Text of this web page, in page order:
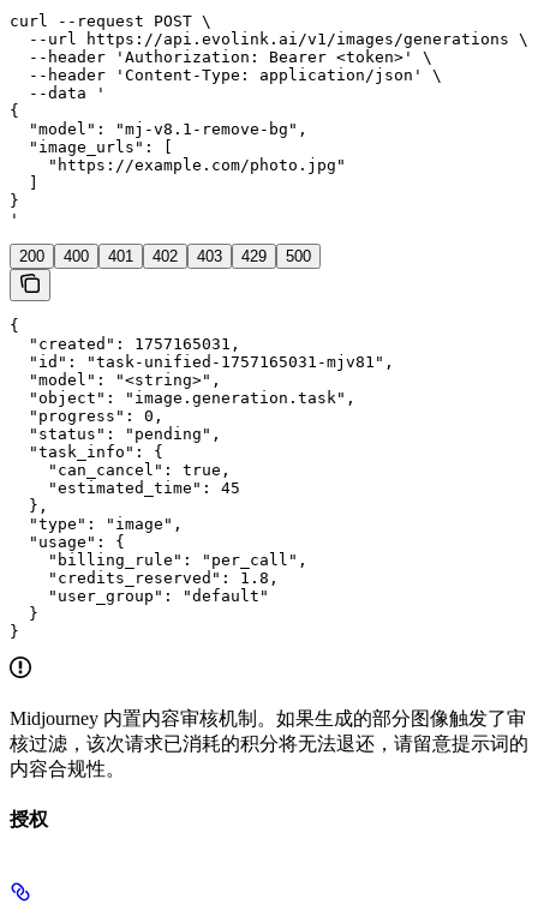
curl --request POST \
  --url https://api.evolink.ai/v1/images/generations \
  --header 'Authorization: Bearer <token>' \
  --header 'Content-Type: application/json' \
  --data '
{
  "model": "mj-v8.1-remove-bg",
  "image_urls": [
    "https://example.com/photo.jpg"
}
'
200 400 401 402 403 429 500
{
  "created": 1757165031,
  "id": "task-unified-1757165031-mjv81",
  "model": "<string>",
  "object": "image.generation.task",
  "progress": 0,
  "status": "pending",
  "task_info": {
    "can_cancel": true,
    "estimated_time": 45
  },
  "type": "image",
  "usage": {
    "billing_rule": "per_call",
    "credits_reserved": 1.8,
    "user_group": "default"
  }
}
Midjourney 内置内容审核机制。如果生成的部分图像触发了审
核过滤，该次请求已消耗的积分将无法退还，请留意提示词的
内容合规性。
授权